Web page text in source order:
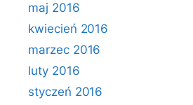
maj 2016
kwiecień 2016
marzec 2016
luty 2016
styczeń 2016